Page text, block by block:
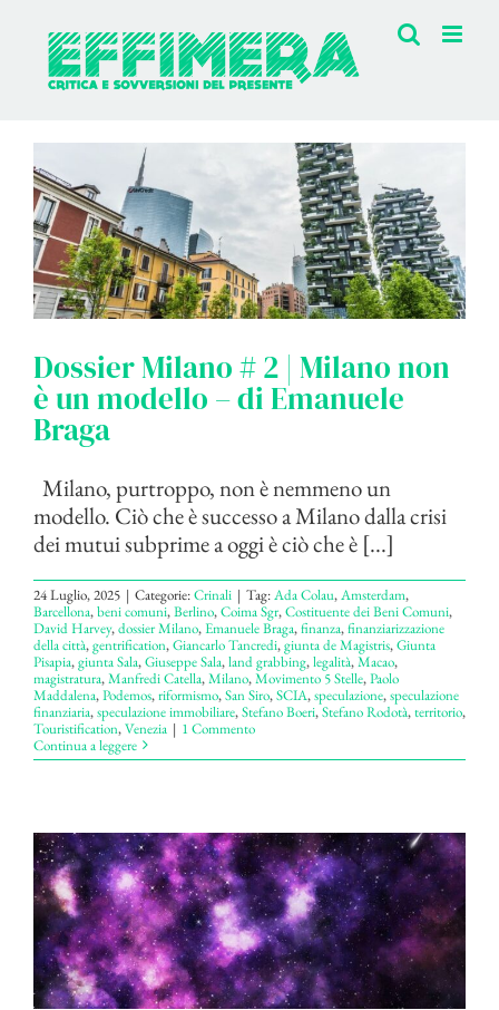
contenuto
Dossier Milano # 2 | Milano non
è un modello – di Emanuele
Braga
Milano, purtroppo, non è nemmeno un
modello. Ciò che è successo a Milano dalla crisi
dei mutui subprime a oggi è ciò che è [...]
24 Luglio, 2025 | Categorie:Crinali | Tag:Ada Colau,Amsterdam,
Barcellona,beni comuni,Berlino,Coima Sgr,Costituente dei Beni Comuni,
David Harvey,dossier Milano,Emanuele Braga,finanza,finanziarizzazione
della città,gentrification,Giancarlo Tancredi,giunta de Magistris,Giunta
Pisapia,giunta Sala,Giuseppe Sala,land grabbing,legalità,Macao,
magistratura,Manfredi Catella,Milano,Movimento 5 Stelle,Paolo
Maddalena,Podemos,riformismo,San Siro,SCIA,speculazione,speculazione
finanziaria,speculazione immobiliare,Stefano Boeri,Stefano Rodotà,territorio,
Touristification,Venezia | 1 Commento
Continua a leggere